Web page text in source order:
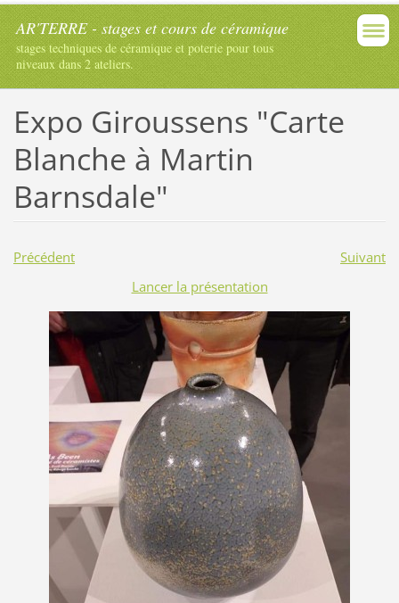
AR'TERRE - stages et cours de céramique
stages techniques de céramique et poterie pour tous
niveaux dans 2 ateliers.
Expo Giroussens "Carte
Blanche à Martin
Barnsdale"
Précédent
Suivant
Lancer la présentation